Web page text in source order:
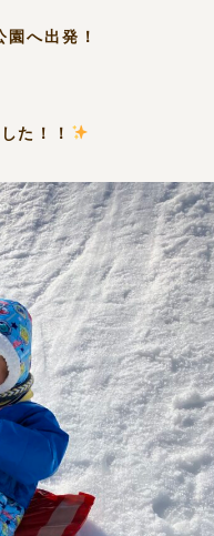
へ出発！
た！！